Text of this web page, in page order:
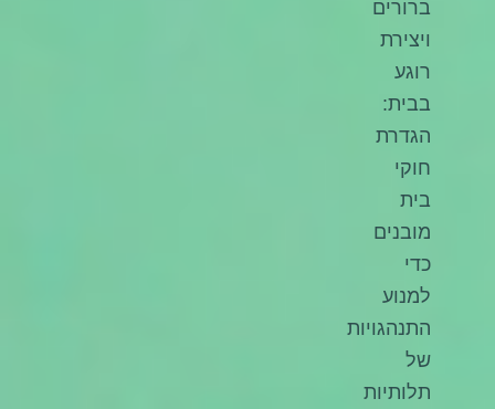
ברורים
ויצירת
רוגע
בבית:
הגדרת
חוקי
בית
מובנים
כדי
למנוע
התנהגויות
של
תלותיות